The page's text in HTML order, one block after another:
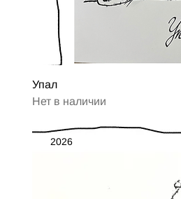
Упал
Нет в наличии
2026